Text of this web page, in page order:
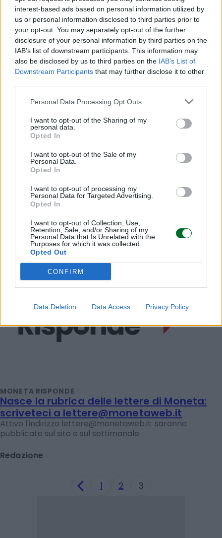
interest-based ads based on personal information utilized by
us or personal information disclosed to third parties prior to
your opt-out. You may separately opt-out of the further
disclosure of your personal information by third parties on the
IAB’s list of downstream participants. This information may
also be disclosed by us to third parties on the IAB’s List of
Downstream Participants that may further disclose it to other
Personal Data Processing Opt Outs
I want to opt-out of the Sharing of my
personal data.
Opted In
I want to opt-out of the Sale of my
Personal Data.
Opted In
I want to opt-out of processing my
Personal Data for Targeted Advertising.
Opted In
I want to opt-out of Collection, Use,
Retention, Sale, and/or Sharing of my
Personal Data that Is Unrelated with the
Purposes for which it was collected.
Opted Out
CONFIRM
Data Deletion Data Access Privacy Policy
MONETA RISPONDE
Tfr, che cosa conviene fare?
MONETA RISPONDE
MONETA RISPONDE
Nasce la rubrica delle lettere di Moneta:
scriveteci a lettere@monetaweb.it
Attivo l'indirizzo lettere@monetaweb.it: saranno
pubblicate sul sito e sul settimanale
Redazione
1 2 3